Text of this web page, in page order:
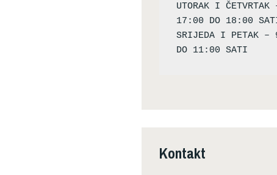
UTORAK I ČETVRTAK
17:00 DO 18:00
SRIJEDA I PETAK –
Kontakt